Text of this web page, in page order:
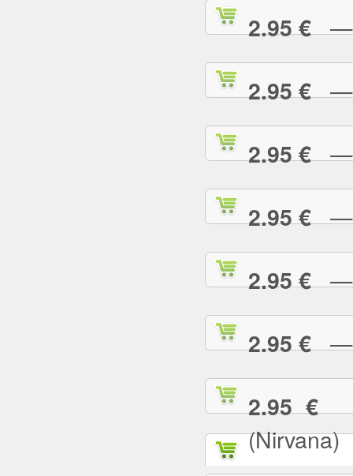
2.95 €—
2.95 €—
2.95 €—
2.95 €—
2.95 €—
2.95 €—
2.95 €—
(Nirvana)